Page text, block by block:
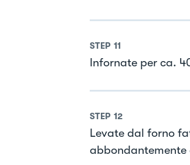
STEP 11
Infornate per ca.
STEP 12
Levate dal forno